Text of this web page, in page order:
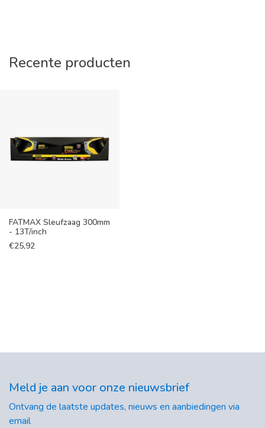
Recente producten
FATMAX Sleufzaag 300mm
- 13T/inch
€25,92
Meld je aan voor onze nieuwsbrief
Ontvang de laatste updates, nieuws en aanbiedingen via
email